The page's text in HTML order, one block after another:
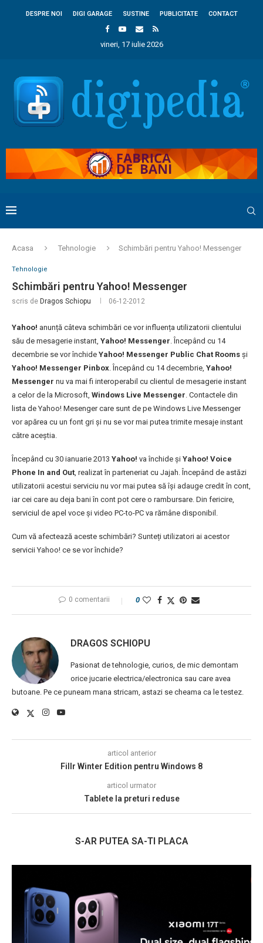
DESPRE NOI DIGI GARAGE SUSTINE PUBLICITATE CONTACT
vineri, 17 iulie 2026
Acasa Tehnologie Schimbări pentru Yahoo! Messenger
Tehnologie
Schimbări pentru Yahoo! Messenger
scris de Dragos Schiopu 06-12-2012
Yahoo! anunță câteva schimbări ce vor influența utilizatorii clientului
său de mesagerie instant, Yahoo! Messenger. Începând cu 14
decembrie se vor închide Yahoo! Messenger Public Chat Rooms și
Yahoo! Messenger Pinbox. Începând cu 14 decembrie, Yahoo!
Messenger nu va mai fi interoperabil cu clientul de mesagerie instant
a celor de la Microsoft, Windows Live Messenger. Contactele din
lista de Yahoo! Mesenger care sunt de pe Windows Live Messenger
vor apărea cu un font gri și nu se vor mai putea trimite mesaje instant
către aceștia.
Începând cu 30 ianuarie 2013 Yahoo! va închide și Yahoo! Voice
Phone In and Out, realizat în parteneriat cu Jajah. Începând de astăzi
utilizatorii acestui serviciu nu vor mai putea să își adauge credit în cont,
iar cei care au deja bani în cont pot cere o rambursare. Din fericire,
serviciul de apel voce și video PC-to-PC va rămâne disponibil.
Cum vă afectează aceste schimbări? Sunteți utilizatori ai acestor
servicii Yahoo! ce se vor închide?
0 comentarii 0
DRAGOS SCHIOPU
Pasionat de tehnologie, curios, de mic demontam
orice jucarie electrica/electronica sau care avea
butoane. Pe ce puneam mana stricam, astazi se cheama ca le testez.
articol anterior
Fillr Winter Edition pentru Windows 8
articol urmator
Tablete la preturi reduse
S-AR PUTEA SA-TI PLACA